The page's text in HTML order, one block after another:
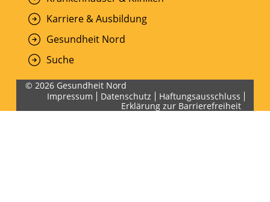
Karriere & Ausbildung
Gesundheit Nord
Suche
© 2026 Gesundheit Nord
Impressum
Datenschutz
Haftungsausschluss
Erklärung zur Barrierefreiheit